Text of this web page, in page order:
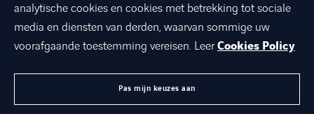
OVER ONS
JOBS
CONTACT
analytische cookies en cookies met betrekking tot sociale
media en diensten van derden, waarvan sommige uw
voorafgaande toestemming vereisen. LeerCookies Policy
Pas mijn keuzes aan